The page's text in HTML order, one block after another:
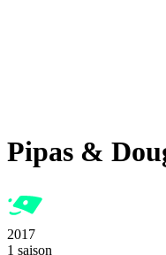
Pipas &
2017
1 saison